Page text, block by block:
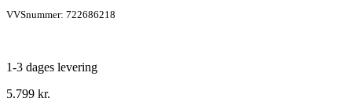
VVSnummer: 722686218
1-3 dages levering
5.799 kr.